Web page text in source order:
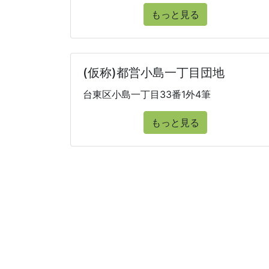
もっと見る
(仮称)都営小島一丁目団地
台東区小島一丁目33番1外4筆
もっと見る